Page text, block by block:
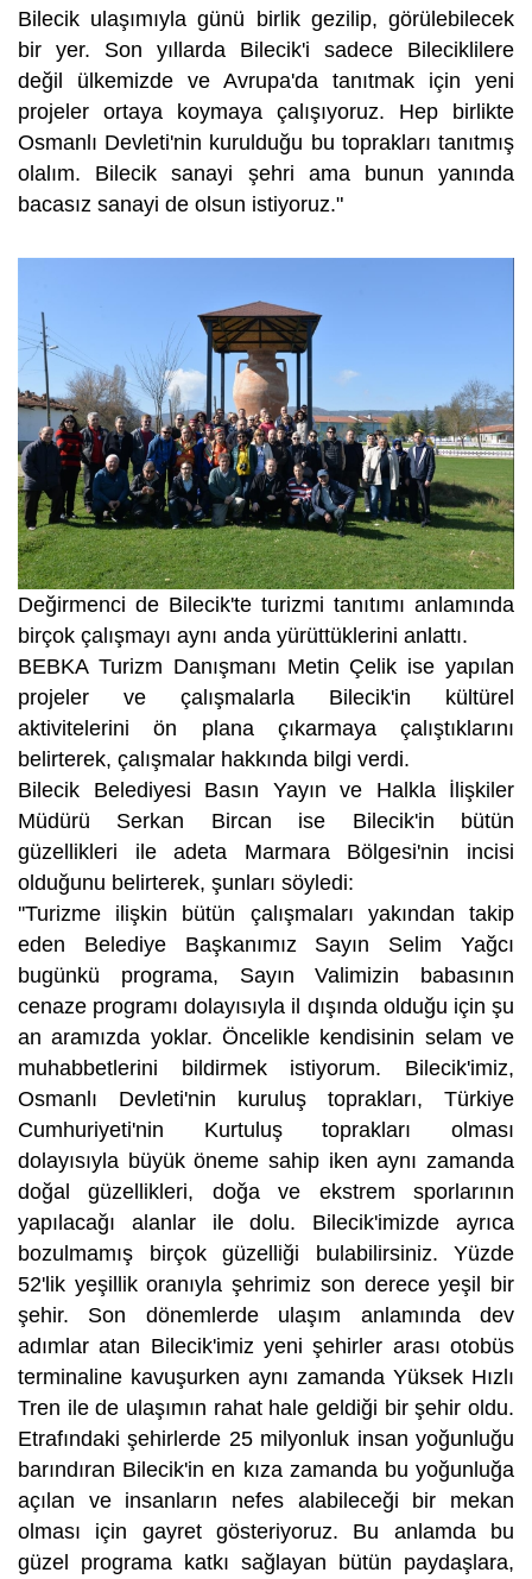
Bilecik ulaşımıyla günü birlik gezilip, görülebilecek
bir yer. Son yıllarda Bilecik'i sadece Bileciklilere
değil ülkemizde ve Avrupa'da tanıtmak için yeni
projeler ortaya koymaya çalışıyoruz. Hep birlikte
Osmanlı Devleti'nin kurulduğu bu toprakları tanıtmış
olalım. Bilecik sanayi şehri ama bunun yanında
bacasız sanayi de olsun istiyoruz."
Değirmenci de Bilecik'te turizmi tanıtımı anlamında
birçok çalışmayı aynı anda yürüttüklerini anlattı.
BEBKA Turizm Danışmanı Metin Çelik ise yapılan
projeler ve çalışmalarla Bilecik'in kültürel
aktivitelerini ön plana çıkarmaya çalıştıklarını
belirterek, çalışmalar hakkında bilgi verdi.
Bilecik Belediyesi Basın Yayın ve Halkla İlişkiler
Müdürü Serkan Bircan ise Bilecik'in bütün
güzellikleri ile adeta Marmara Bölgesi'nin incisi
olduğunu belirterek, şunları söyledi:
''Turizme ilişkin bütün çalışmaları yakından takip
eden Belediye Başkanımız Sayın Selim Yağcı
bugünkü programa, Sayın Valimizin babasının
cenaze programı dolayısıyla il dışında olduğu için şu
an aramızda yoklar. Öncelikle kendisinin selam ve
muhabbetlerini bildirmek istiyorum. Bilecik'imiz,
Osmanlı Devleti'nin kuruluş toprakları, Türkiye
Cumhuriyeti'nin Kurtuluş toprakları olması
dolayısıyla büyük öneme sahip iken aynı zamanda
doğal güzellikleri, doğa ve ekstrem sporlarının
yapılacağı alanlar ile dolu. Bilecik'imizde ayrıca
bozulmamış birçok güzelliği bulabilirsiniz. Yüzde
52'lik yeşillik oranıyla şehrimiz son derece yeşil bir
şehir. Son dönemlerde ulaşım anlamında dev
adımlar atan Bilecik'imiz yeni şehirler arası otobüs
terminaline kavuşurken aynı zamanda Yüksek Hızlı
Tren ile de ulaşımın rahat hale geldiği bir şehir oldu.
Etrafındaki şehirlerde 25 milyonluk insan yoğunluğu
barındıran Bilecik'in en kıza zamanda bu yoğunluğa
açılan ve insanların nefes alabileceği bir mekan
olması için gayret gösteriyoruz. Bu anlamda bu
güzel programa katkı sağlayan bütün paydaşlara,